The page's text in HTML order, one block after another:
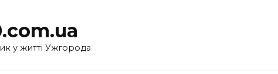
у житті Ужгорода